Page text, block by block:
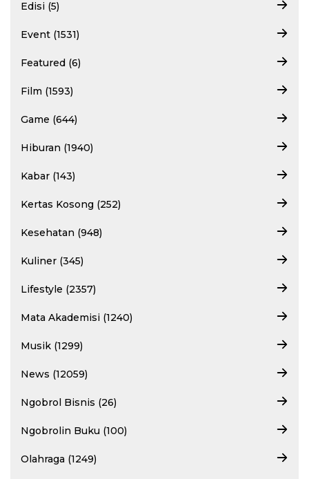
Edisi (5)
Event (1531)
Featured (6)
Film (1593)
Game (644)
Hiburan (1940)
Kabar (143)
Kertas Kosong (252)
Kesehatan (948)
Kuliner (345)
Lifestyle (2357)
Mata Akademisi (1240)
Musik (1299)
News (12059)
Ngobrol Bisnis (26)
Ngobrolin Buku (100)
Olahraga (1249)